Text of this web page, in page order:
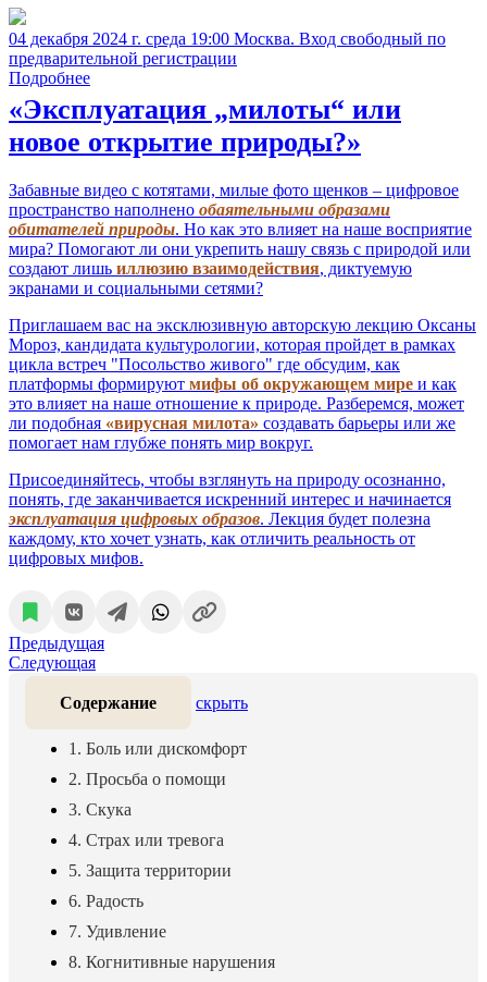
04 декабря 2024 г. среда 19:00 Москва. Вход свободный по
предварительной регистрации
Подробнее
«Эксплуатация „милоты“ или
новое открытие природы?»
Забавные видео с котятами, милые фото щенков – цифровое
пространство наполнено обаятельными образами
обитателей природы. Но как это влияет на наше восприятие
мира? Помогают ли они укрепить нашу связь с природой или
создают лишь иллюзию взаимодействия, диктуемую
экранами и социальными сетями?
Приглашаем вас на эксклюзивную авторскую лекцию Оксаны
Мороз, кандидата культурологии, которая пройдет в рамках
цикла встреч "Посольство живого" где обсудим, как
платформы формируют мифы об окружающем мире и как
это влияет на наше отношение к природе. Разберемся, может
ли подобная «вирусная милота» создавать барьеры или же
помогает нам глубже понять мир вокруг.
Присоединяйтесь, чтобы взглянуть на природу осознанно,
понять, где заканчивается искренний интерес и начинается
эксплуатация цифровых образов. Лекция будет полезна
каждому, кто хочет узнать, как отличить реальность от
цифровых мифов.
Предыдущая
Следующая
Содержание скрыть
1. Боль или дискомфорт
2. Просьба о помощи
3. Скука
4. Страх или тревога
5. Защита территории
6. Радость
7. Удивление
8. Когнитивные нарушения